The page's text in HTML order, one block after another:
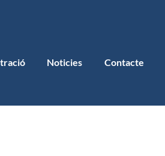
Noticies Contacte